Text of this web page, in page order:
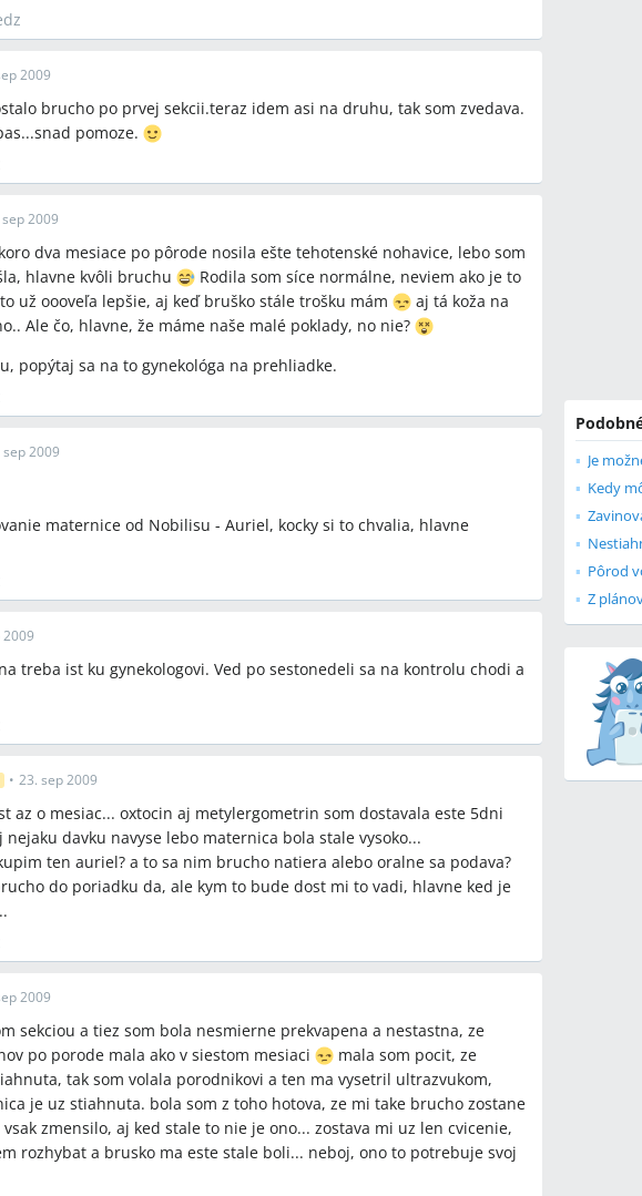
2009
brucho po prvej sekcii.teraz idem asi na druhu, tak som zvedava.
pomoze.
2009
dva mesiace po pôrode nosila ešte tehotenské nohavice, lebo som
hlavne kvôli bruchu
Rodila som síce normálne, neviem ako je to
už oooveľa lepšie, aj keď bruško stále trošku mám
aj tá koža na
Ale čo, hlavne, že máme naše malé poklady, no nie?
popýtaj sa na to gynekológa na prehliadke.
sep 2009
maternice od Nobilisu - Auriel, kocky si to chvalia, hlavne
2009
treba ist ku gynekologovi. Ved po sestonedeli sa na kontrolu chodi a
• 23. sep 2009
az o mesiac... oxtocin aj metylergometrin som dostavala este 5dni
nejaku davku navyse lebo maternica bola stale vysoko...
ten auriel? a to sa nim brucho natiera alebo oralne sa podava?
do poriadku da, ale kym to bude dost mi to vadi, hlavne ked je
2009
sekciou a tiez som bola nesmierne prekvapena a nestastna, ze
po porode mala ako v siestom mesiaci
mala som pocit, ze
tak som volala porodnikovi a ten ma vysetril ultrazvukom,
je uz stiahnuta. bola som z toho hotova, ze mi take brucho zostane
zmensilo, aj ked stale to nie je ono... zostava mi uz len cvicenie,
rozhybat a brusko ma este stale boli... neboj, ono to potrebuje svoj
Kedy
Pôrod
Z